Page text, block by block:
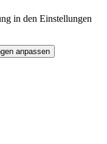
in den Einstellungen
anpassen